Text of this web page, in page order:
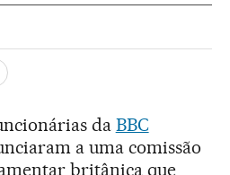
Sociales
da BBC
a uma comissão
britânica que